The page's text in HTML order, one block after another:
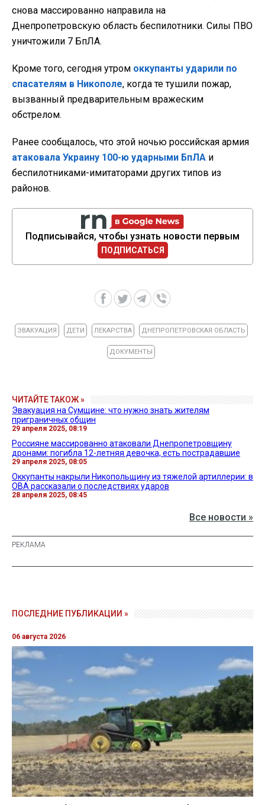
снова массированно направила на
Днепропетровскую область беспилотники. Силы ПВО
уничтожили 7 БпЛА.
Кроме того, сегодня утром оккупанты ударили по
спасателям в Никополе, когда те тушили пожар,
вызванный предварительным вражеским
обстрелом.
Ранее сообщалось, что этой ночью российская армия
атаковала Украину 100-ю ударными БпЛА и
беспилотниками-имитаторами других типов из
районов.
Подписывайся, чтобы узнать новости первым
ПОДПИСАТЬСЯ
ЭВАКУАЦИЯ ДЕТИ ЛЕКАРСТВА ДНЕПРОПЕТРОВСКАЯ ОБЛАСТЬ
ДОКУМЕНТЫ
ЧИТАЙТЕ ТАКОЖ »
Эвакуация на Сумщине: что нужно знать жителям
приграничных общин
29 апреля 2025, 08:19
Россияне массированно атаковали Днепропетровщину
дронами: погибла 12-летняя девочка, есть пострадавшие
29 апреля 2025, 08:05
Оккупанты накрыли Никопольщину из тяжелой артиллерии: в
ОВА рассказали о последствиях ударов
28 апреля 2025, 08:45
Все новости »
ПОСЛЕДНИЕ ПУБЛИКАЦИИ »
06 августа 2026